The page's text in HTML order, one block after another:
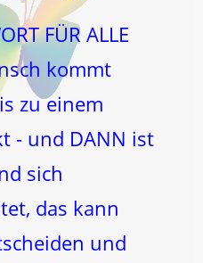
FÜR ALLE
kommt
zu einem
- und DANN ist
sich
das kann
und